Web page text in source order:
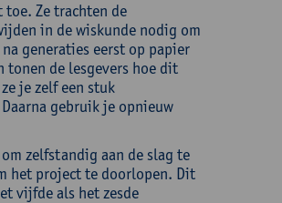
Ze trachten de
in de wiskunde nodig om
generaties eerst op papier
tonen de lesgevers hoe dit
je zelf een stuk
gebruik je opnieuw
zelfstandig aan de slag te
het project te doorlopen. Dit
vijfde als het zesde